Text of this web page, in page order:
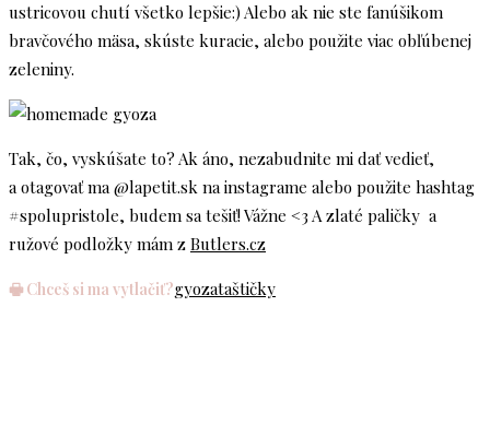
ustricovou chutí všetko lepšie:) Alebo ak nie ste fanúšikom
bravčového mäsa, skúste kuracie, alebo použite viac obľúbenej
zeleniny.
Tak, čo, vyskúšate to? Ak áno, nezabudnite mi dať vedieť,
a otagovať ma @lapetit.sk na instagrame alebo použite hashtag
#spolupristole, budem sa tešiť! Vážne <3 A zlaté paličky a
ružové podložky mám z Butlers.cz
🖶 Chceš si ma vytlačiť?gyozataštičky